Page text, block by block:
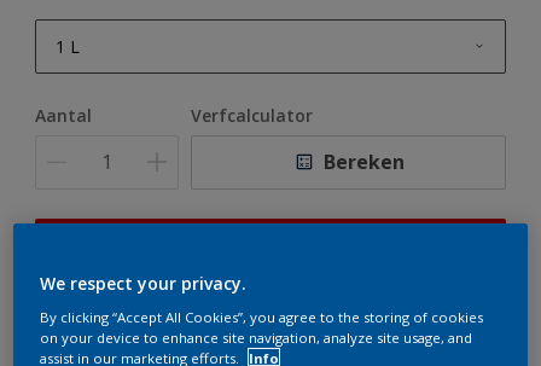
1 L
10 L
Aantal Verfcalculator
Bereken
te bestellen. Houd de website in de gaten, we werken
er hard aan om de voorraad aan te vullen.
We respect your privacy.
By clicking “Accept All Cookies”, you agree to the storing of cookies
on your device to enhance site navigation, analyze site usage, and
assist in our marketing efforts.
Info